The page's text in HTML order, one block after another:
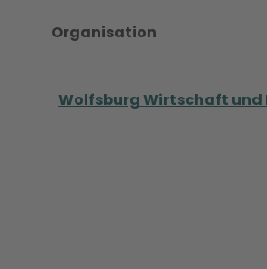
Organisation
Wolfsburg Wirtschaft und